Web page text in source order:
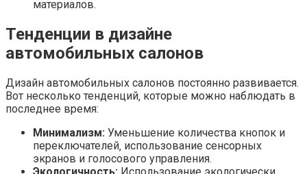
материалов.
Тенденции в дизайне
автомобильных салонов
Дизайн автомобильных салонов постоянно развивается.
Вот несколько тенденций‚ которые можно наблюдать в
последнее время:
Минимализм: Уменьшение количества кнопок и
переключателей‚ использование сенсорных
экранов и голосового управления.